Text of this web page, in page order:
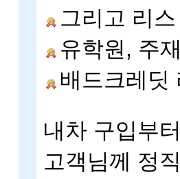
그리고 리스
유학원, 주
배드크레딧
내차 구입부
고객님께 정